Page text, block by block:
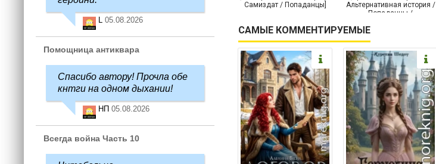
Самиздат / Попаданцы]
Альтернативная история /
Попаданцы /
приключения]
САМЫЕ КОММЕНТИРУЕМЫЕ
L 05.08.2026
Помощница антиквара
Спасибо автору! Прочла обе
кнтги на одном дыхании!
НП 05.08.2026
Всегда война Часть 10